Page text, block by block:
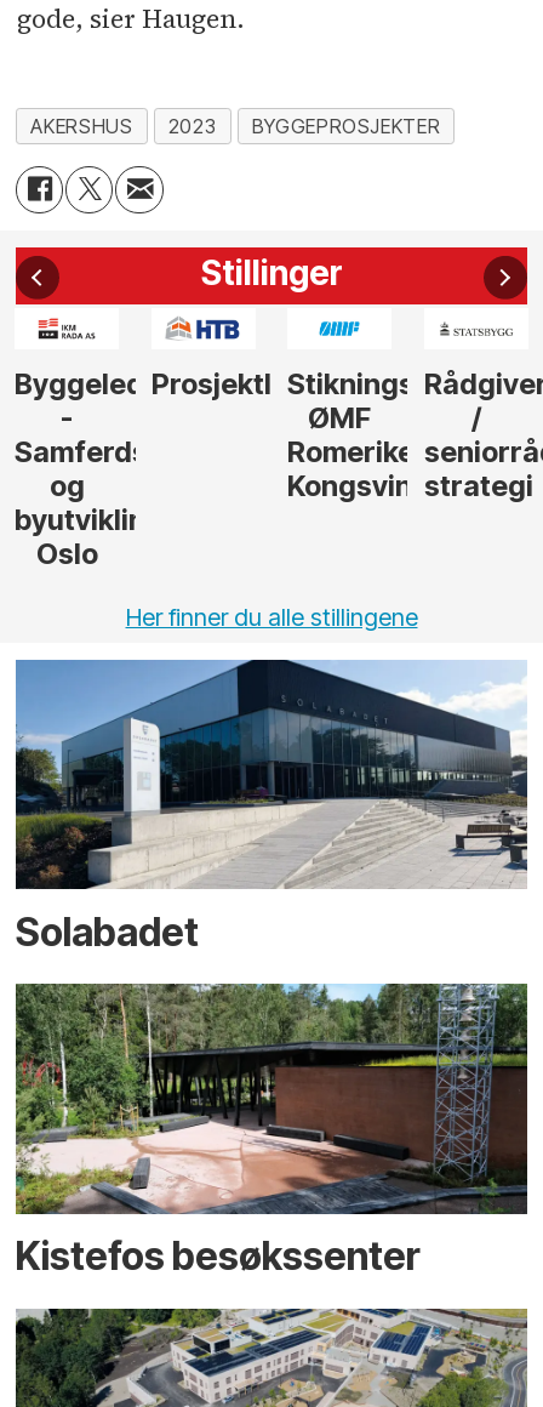
gode, sier Haugen.
AKERSHUS 2023 BYGGEPROSJEKTER
Stillinger
Byggeleder
-
Samferdsel
og
byutvikling,
Oslo
ProsjektlederStikningsingeniør
ØMF
Romerike
Kongsvinger
/
strategi
Her finner du alle stillingene
Solabadet
Kistefos besøkssenter